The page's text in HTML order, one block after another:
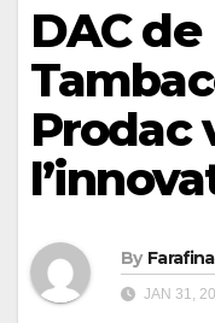
DAC de
Prodac
By
JAN 31,